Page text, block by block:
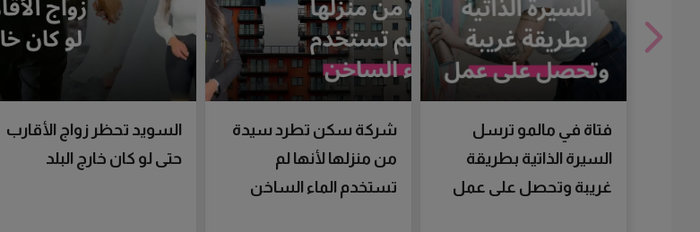
فتاة في مالمو ترسل
السيرة الذاتية بطريقة
غريبة وتحصل على عمل
شركة سكن تطرد سيدة
من منزلها لأنها لم
تستخدم الماء الساخن
السويد تحظر زواج الأقارب
حتى لو كان خارج البلد